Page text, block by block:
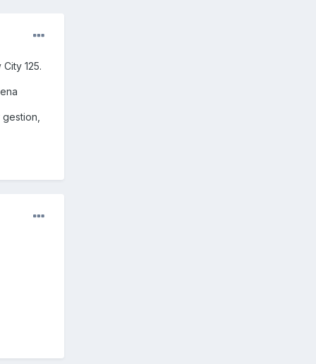
125.